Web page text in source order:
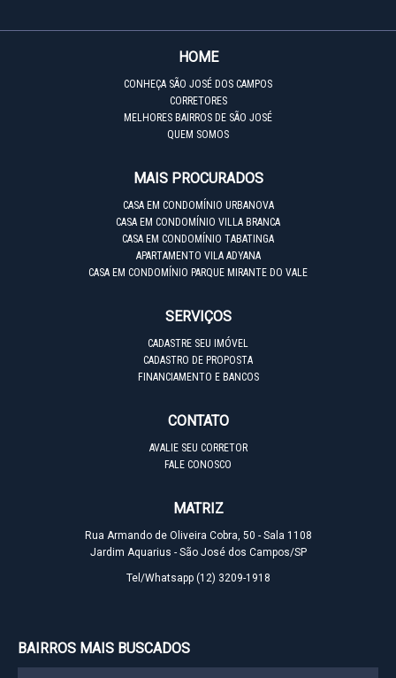
HOME
CONHEÇA SÃO JOSÉ DOS CAMPOS
CORRETORES
MELHORES BAIRROS DE SÃO JOSÉ
QUEM SOMOS
MAIS PROCURADOS
CASA EM CONDOMÍNIO URBANOVA
CASA EM CONDOMÍNIO VILLA BRANCA
CASA EM CONDOMÍNIO TABATINGA
APARTAMENTO VILA ADYANA
CASA EM CONDOMÍNIO PARQUE MIRANTE DO VALE
SERVIÇOS
CADASTRE SEU IMÓVEL
CADASTRO DE PROPOSTA
FINANCIAMENTO E BANCOS
CONTATO
AVALIE SEU CORRETOR
FALE CONOSCO
MATRIZ
Rua Armando de Oliveira Cobra, 50 - Sala 1108
Jardim Aquarius - São José dos Campos/SP
Tel/Whatsapp (12) 3209-1918
BAIRROS MAIS BUSCADOS